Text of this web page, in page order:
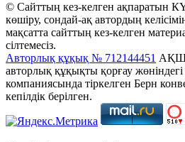
© Сайттың кез-келген ақпаратын
көшіру, сондай-ақ автордың
мақсатта сайттың кез-келген
сілтемесіз.
Авторлық құқық № 712144451 АҚШ-
авторлық құқықты қорғау
компаниясында тіркелген Берн
кепілдік берілген.